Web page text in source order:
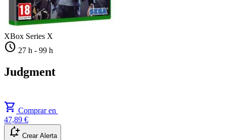
XBox Series X
schedule 27 h - 99 h
Judgment
shopping_cart Comprar en
47,89 €
notification_add Crear Alerta